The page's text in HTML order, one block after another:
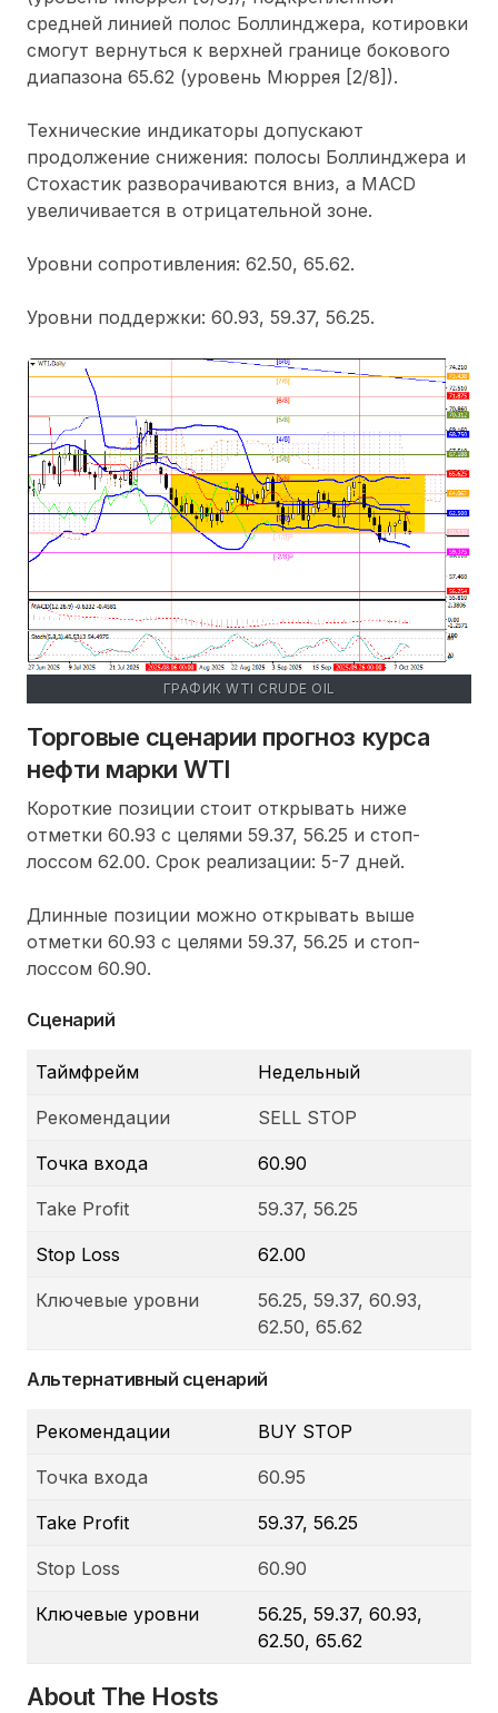
средней линией полос Боллинджера, котировки
смогут вернуться к верхней границе бокового
диапазона 65.62 (уровень Мюррея [2/8]).
Технические индикаторы допускают
продолжение снижения: полосы Боллинджера и
Стохастик разворачиваются вниз, а MACD
увеличивается в отрицательной зоне.
Уровни сопротивления: 62.50, 65.62.
Уровни поддержки: 60.93, 59.37, 56.25.
ГРАФИК WTI CRUDE OIL
Торговые сценарии прогноз курса
нефти марки WTI
Короткие позиции стоит открывать ниже
отметки 60.93 с целями 59.37, 56.25 и стоп-
лоссом 62.00. Срок реализации: 5-7 дней.
Длинные позиции можно открывать выше
отметки 60.93 с целями 59.37, 56.25 и стоп-
лоссом 60.90.
Сценарий
Таймфрейм Недельный
Рекомендации SELL STOP
Точка входа 60.90
Take Profit 59.37, 56.25
Stop Loss 62.00
Ключевые уровни
56.25, 59.37, 60.93,
62.50, 65.62
Альтернативный сценарий
Рекомендации BUY STOP
Точка входа 60.95
Take Profit 59.37, 56.25
Stop Loss 60.90
Ключевые уровни
56.25, 59.37, 60.93,
62.50, 65.62
About The Hosts